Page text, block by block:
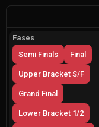
Fases
Semi Finals
Final
Upper Bracket S/F
Grand Final
Lower Bracket 1/2